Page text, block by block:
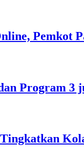
Program 3